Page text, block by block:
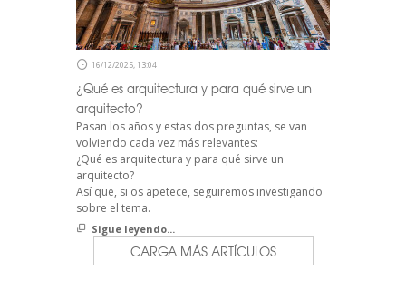
16/12/2025, 13:04
¿Qué es arquitectura y para qué sirve un
arquitecto?
Pasan los años y estas dos preguntas, se van
volviendo cada vez más relevantes:
¿Qué es arquitectura y para qué sirve un
arquitecto?
Así que, si os apetece, seguiremos investigando
sobre el tema.
Sigue leyendo...
CARGA MÁS ARTÍCULOS